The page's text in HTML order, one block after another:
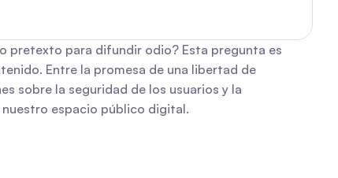
pretexto para difundir odio? Esta pregunta es
Entre la promesa de una libertad de
sobre la seguridad de los usuarios y la
espacio público digital.